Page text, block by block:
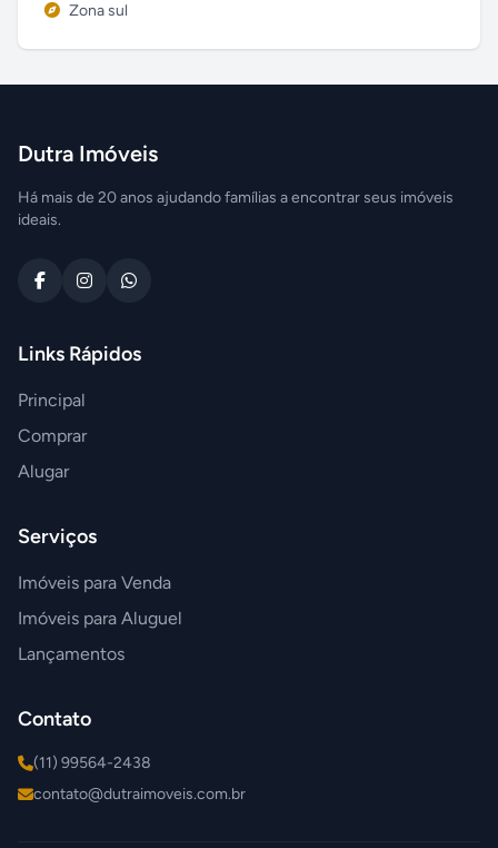
Zona sul
Dutra Imóveis
Há mais de 20 anos ajudando famílias a encontrar seus imóveis
ideais.
Links Rápidos
Principal
Comprar
Alugar
Serviços
Imóveis para Venda
Imóveis para Aluguel
Lançamentos
Contato
(11) 99564-2438
contato@dutraimoveis.com.br